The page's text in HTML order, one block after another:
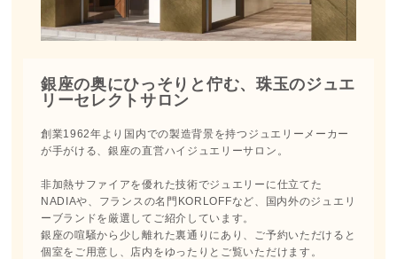
銀座の奥にひっそりと佇む、珠玉のジュエ
リーセレクトサロン
創業1962年より国内での製造背景を持つジュエリーメーカー
が手がける、銀座の直営ハイジュエリーサロン。
非加熱サファイアを優れた技術でジュエリーに仕立てた
NADIAや、フランスの名門KORLOFFなど、国内外のジュエリ
ーブランドを厳選してご紹介しています。
銀座の喧騒から少し離れた裏通りにあり、ご予約いただけると
個室をご用意し、店内をゆったりとご覧いただけます。